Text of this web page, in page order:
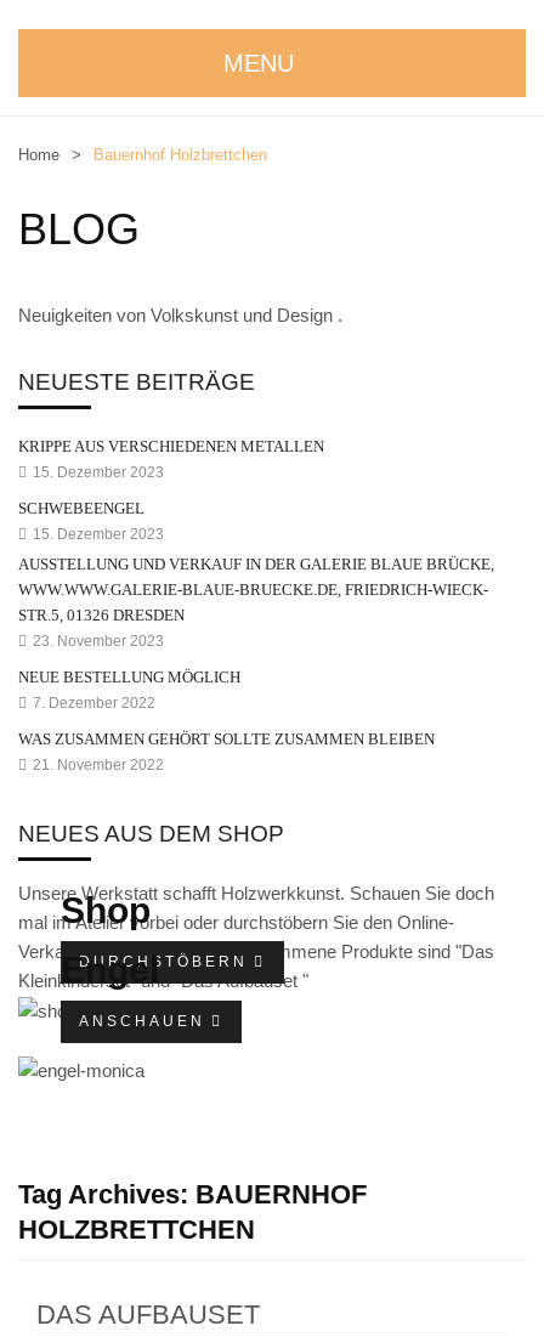
MENU
alle Produkte
Kreativbaukasten
Räuchermann
Mein Konto
KONTAKT
IMPRESSUM
Home > Bauernhof Holzbrettchen
BLOG
Neuigkeiten von Volkskunst und Design .
NEUESTE BEITRÄGE
KRIPPE AUS VERSCHIEDENEN METALLEN
15. Dezember 2023
SCHWEBEENGEL
15. Dezember 2023
AUSSTELLUNG UND VERKAUF IN DER GALERIE BLAUE BRÜCKE,
WWW.WWW.GALERIE-BLAUE-BRUECKE.DE, FRIEDRICH-WIECK-
STR.5, 01326 DRESDEN
23. November 2023
NEUE BESTELLUNG MÖGLICH
7. Dezember 2022
WAS ZUSAMMEN GEHÖRT SOLLTE ZUSAMMEN BLEIBEN
21. November 2022
NEUES AUS DEM SHOP
Unsere Werkstatt schafft Holzwerkkunst. Schauen Sie doch
mal im Atelier vorbei oder durchstöbern Sie den Online-
Verkaufsbereich. Neu hinzugekommene Produkte sind "Das
Kleinkinderset" und "Das Aufbauset "
Shop
DURCHSTÖBERN
Engel
ANSCHAUEN
Tag Archives: BAUERNHOF
HOLZBRETTCHEN
DAS AUFBAUSET